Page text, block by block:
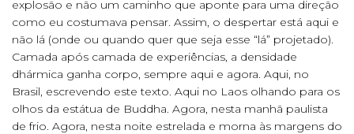
explosão e não um caminho que aponte para uma direção
como eu costumava pensar. Assim, o despertar está aqui e
não lá (onde ou quando quer que seja esse “lá” projetado).
Camada após camada de experiências, a densidade
dhármica ganha corpo, sempre aqui e agora. Aqui, no
Brasil, escrevendo este texto. Aqui no Laos olhando para os
olhos da estátua de Buddha. Agora, nesta manhã paulista
de frio. Agora, nesta noite estrelada e morna às margens do